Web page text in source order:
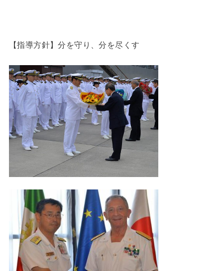
【指導方針】分を守り、分を尽くす